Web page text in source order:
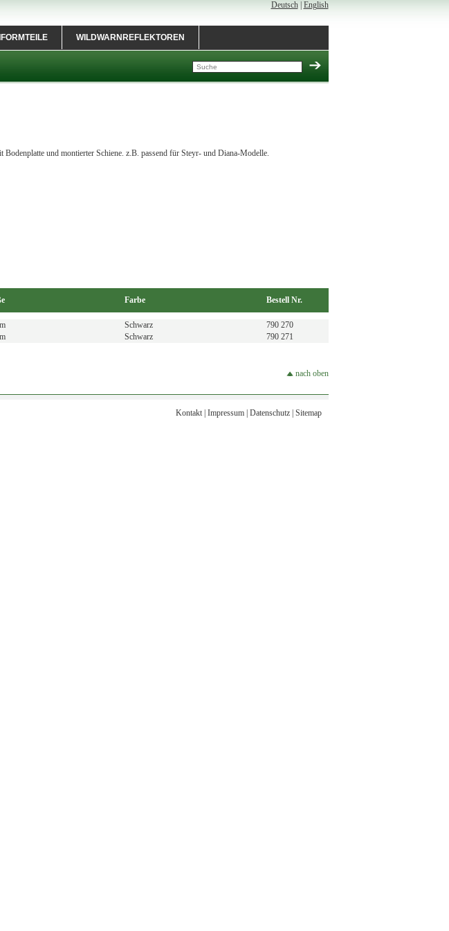
Deutsch| English
WILDWARNREFLEKTOREN
und montierter Schiene. z.B. passend für Steyr- und Diana-Modelle.
Farbe Bestell Nr.
Schwarz
790 270
Schwarz 790 271
nach oben
Kontakt| Impressum| Datenschutz| Sitemap